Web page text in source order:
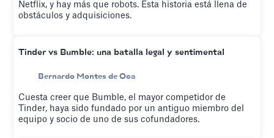
Netflix, y hay más que robots. Esta historia está llena de
obstáculos y adquisiciones.
Tinder vs Bumble: una batalla legal y sentimental
Bernardo Montes de Oca
Cuesta creer que Bumble, el mayor competidor de
Tinder, haya sido fundado por un antiguo miembro del
equipo y socio de uno de sus cofundadores.